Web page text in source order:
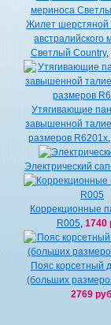
Жилет шерстяной
австралийского
Светлый Country,
Утягивающие
завышенной
размеров R6201x
Электрический
Коррекционные
R005 1740
Пояс корсетный
(больших
2769